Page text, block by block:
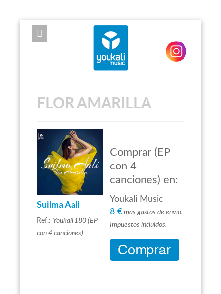
EXPOSE FRAMEWORK FOR JOOMLA 2.5 AND 3.0+
FLOR AMARILLA
Suilma Aali
Ref.: Youkali 180 (EP
con 4 canciones)
Comprar (EP
con 4
canciones) en:
Youkali Music
8 € más gastos de envío.
Impuestos incluidos.